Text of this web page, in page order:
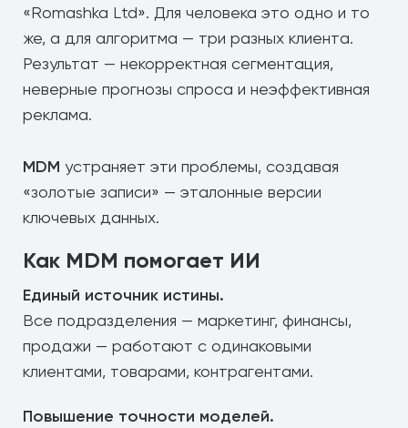
«Romashka Ltd». Для человека это одно и то
же, а для алгоритма — три разных клиента.
Результат — некорректная сегментация,
неверные прогнозы спроса и неэффективная
реклама.
MDM устраняет эти проблемы, создавая
«золотые записи» — эталонные версии
ключевых данных.
Как MDM помогает ИИ
Единый источник истины.
Все подразделения — маркетинг, финансы,
продажи — работают с одинаковыми
клиентами, товарами, контрагентами.
Повышение точности моделей.